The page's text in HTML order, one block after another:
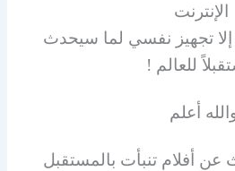
الإنترنت
إلا تجهيز نفسي لما سيحدث
للعالم !
أعلم
عن أفلام تنبأت بالمستقبل